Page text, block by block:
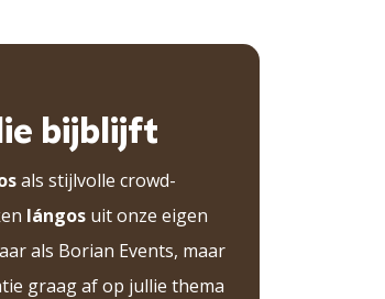
bijblijft
als stijlvolle crowd-
lángos uit onze eigen
als Borian Events, maar
graag af op jullie thema